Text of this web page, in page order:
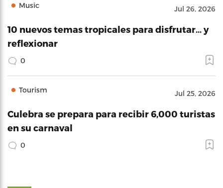
Music Jul 26, 2026
10 nuevos temas tropicales para disfrutar… y
reflexionar
0
Tourism Jul 25, 2026
Culebra se prepara para recibir 6,000 turistas
en su carnaval
0